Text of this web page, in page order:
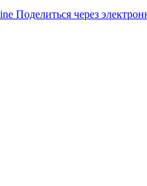
Поделиться через